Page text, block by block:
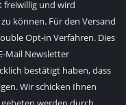
freiwillig und wird
können. Für den Versand
Opt-in Verfahren. Dies
Mail Newsletter
bestätigt haben, dass
Wir schicken Ihnen